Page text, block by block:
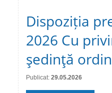
Dispoziția
2026 Cu
şedinţă
Publicat: 29.05.2026